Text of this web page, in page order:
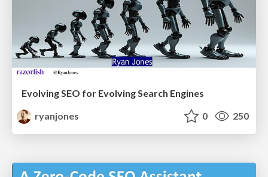
Evolving SEO for Evolving Search Engines
ryanjones
0 250